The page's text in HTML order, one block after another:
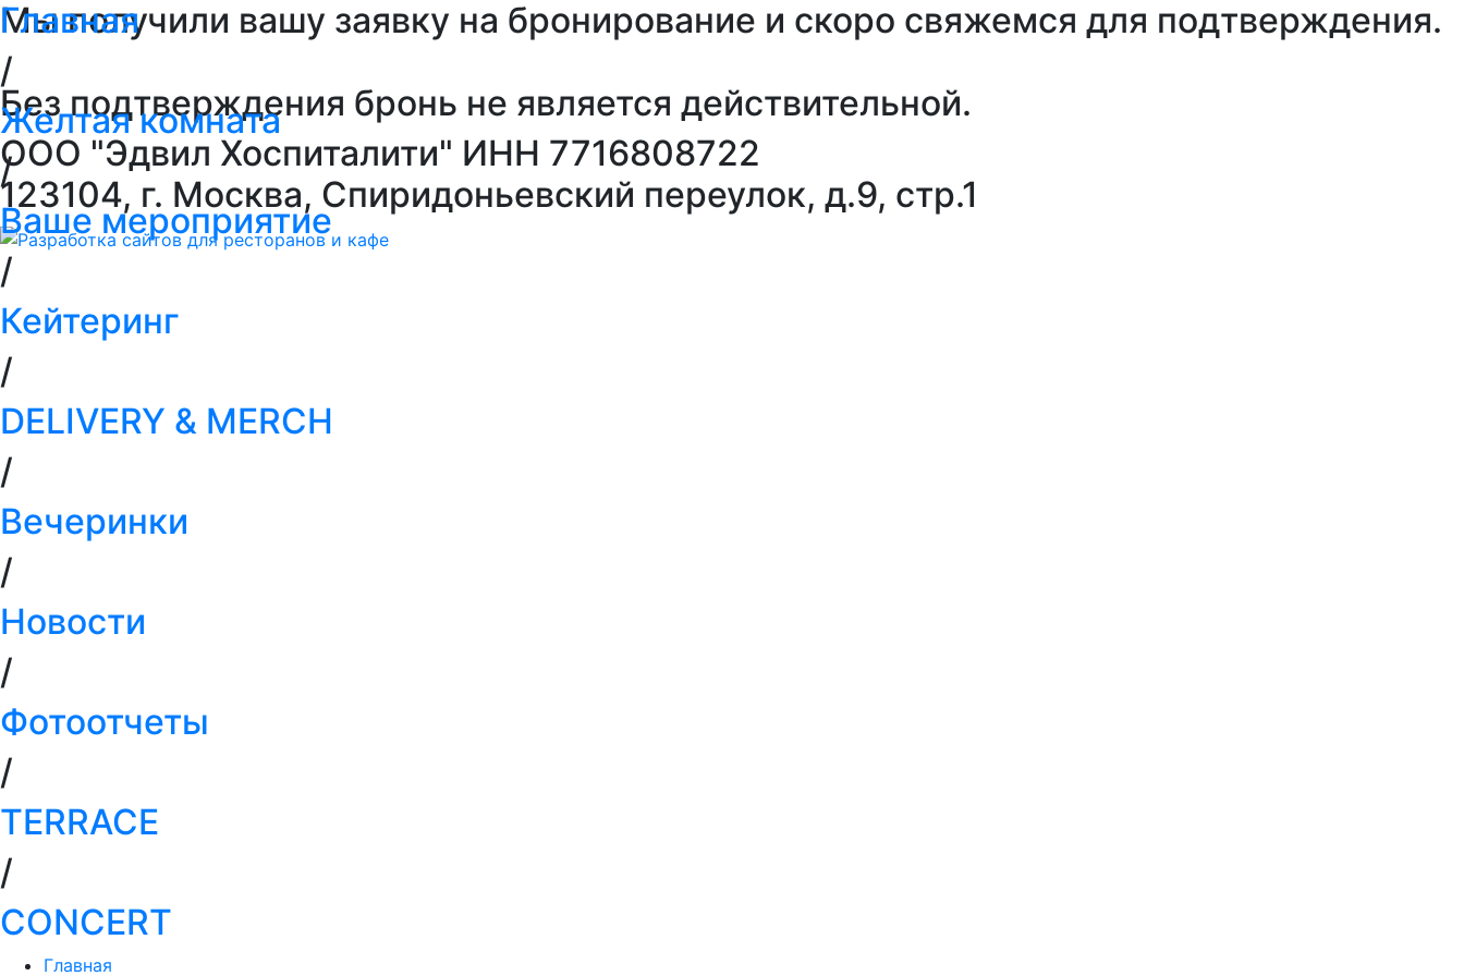
Главная
/
Желтая комната
/
Ваше мероприятие
/
Кейтеринг
/
DELIVERY & MERCH
/
Вечеринки
/
Новости
/
Фотоотчеты
/
TERRACE
/
СONCERT
Главная
Мы получили вашу заявку на бронирование и скоро свяжемся для подтверждения.
Без подтверждения бронь не является действительной.
ООО "Эдвил Хоспиталити" ИНН 7716808722
123104, г. Москва, Спиридоньевский переулок, д.9, стр.1